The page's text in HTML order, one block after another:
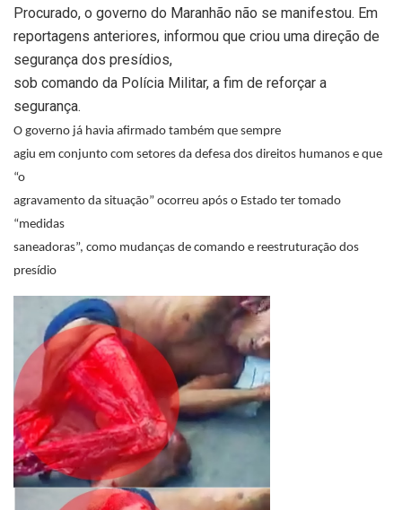
Procurado, o governo do Maranhão não se manifestou. Em
reportagens anteriores, informou que criou uma direção de
segurança dos presídios,
sob comando da Polícia Militar, a fim de reforçar a
segurança.
O governo já havia afirmado também que sempre
agiu em conjunto com setores da defesa dos direitos humanos e que
“o
agravamento da situação” ocorreu após o Estado ter tomado
“medidas
saneadoras”, como mudanças de comando e reestruturação dos
presídio